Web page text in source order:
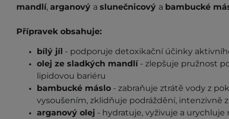
mandlí, arganový a slunečnicový a bambucké
Přípravek obsahuje:
bílý jíl - podporuje detoxikační účinky
olej ze sladkých mandlí- zlepšuje pružnost
lipidovou bariéru
bambucké máslo - zabraňuje ztrátě vody z
vysoušením, zklidňuje podráždění, intenzivně
arganový olej - hydratuje, vyživuje a urychluje